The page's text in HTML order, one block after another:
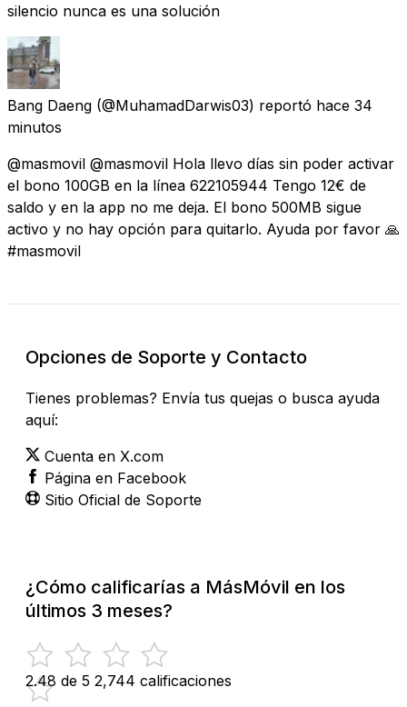
silencio nunca es una solución
Bang Daeng (@MuhamadDarwis03) reportó hace 34
minutos
@masmovil @masmovil Hola llevo días sin poder activar
el bono 100GB en la línea 622105944 Tengo 12€ de
saldo y en la app no me deja. El bono 500MB sigue
activo y no hay opción para quitarlo. Ayuda por favor 🙏
#masmovil
Opciones de Soporte y Contacto
Tienes problemas? Envía tus quejas o busca ayuda
aquí:
Cuenta en X.com
Página en Facebook
Sitio Oficial de Soporte
¿Cómo calificarías a MásMóvil en los
últimos 3 meses?
2.48 de 5 2,744 calificaciones